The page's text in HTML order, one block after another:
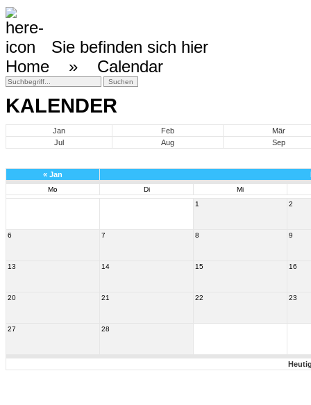
Sie befinden sich hier
Home » Calendar
KALENDER
Jan Feb
Mär
Jul
Aug Sep
« Jan
Mo Di
Mi
1
2
6 7 8 9
13 14 15 16
20 21 22 23
27 28